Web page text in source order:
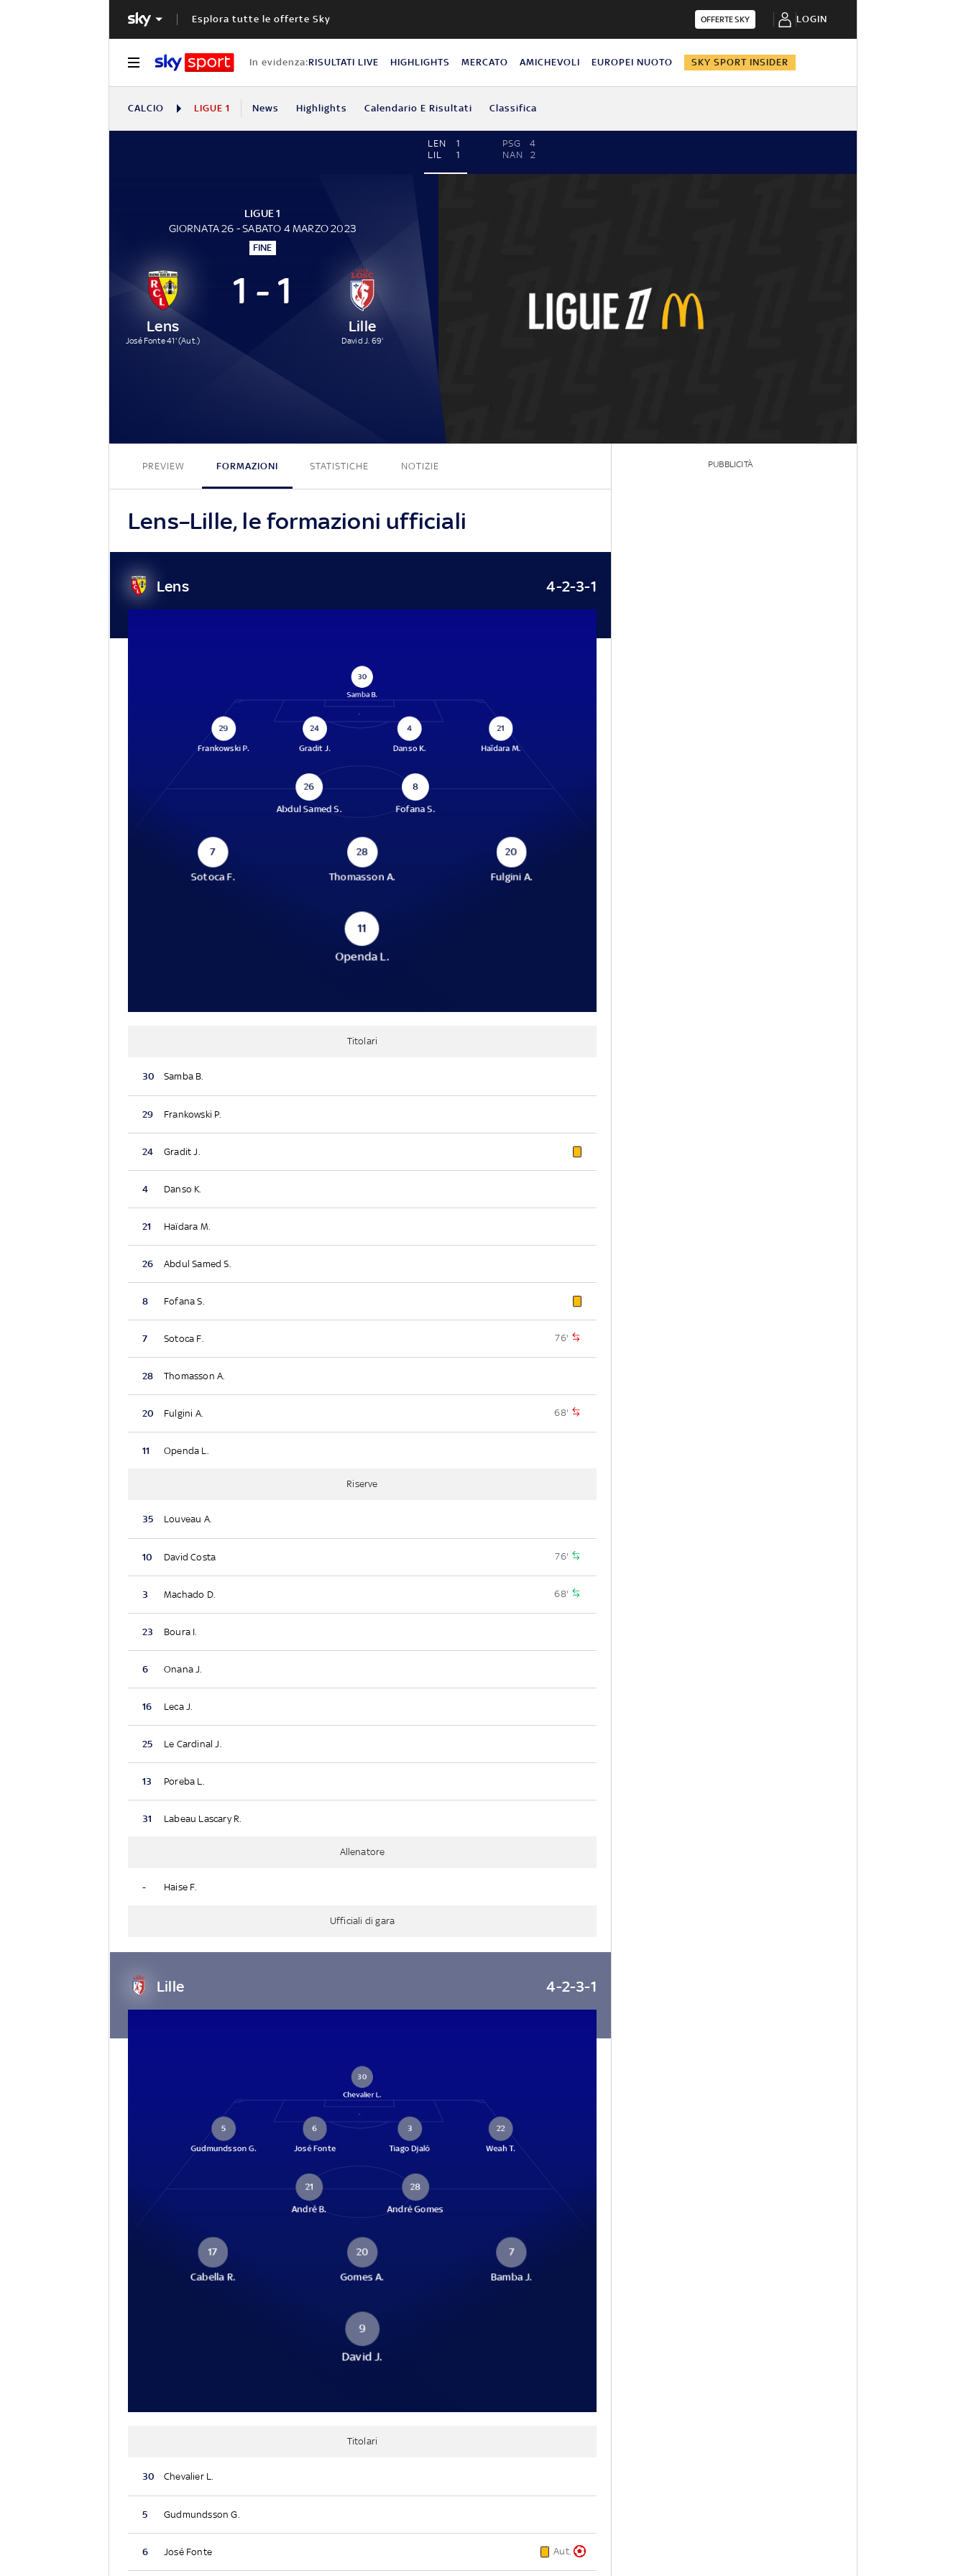
Esplora tutte le offerte Sky OFFERTE SKY LOGIN
In evidenza:RISULTATI LIVE HIGHLIGHTS MERCATO AMICHEVOLI EUROPEI NUOTO SKY SPORT INSIDER
CALCIO LIGUE 1 News Highlights Calendario E Risultati Classifica
LEN
1
LIL
1
PSG
4
NAN
2
LIGUE 1
GIORNATA 26 - SABATO 4 MARZO 2023
FINE
Lens
José Fonte 41' (Aut.)
1 - 1
Lille
David J. 69'
PREVIEW FORMAZIONI STATISTICHE NOTIZIE
Lens–Lille, le formazioni ufficiali
Lens 4-2-3-1
30
Samba B.
29
Frankowski P.
24
Gradit J.
4
Danso K.
21
Haïdara M.
26
Abdul Samed S.
8
Fofana S.
7
Sotoca F.
28
Thomasson A.
20
Fulgini A.
11
Openda L.
Titolari
30 Samba B.
29 Frankowski P.
24 Gradit J.
4 Danso K.
21 Haïdara M.
26 Abdul Samed S.
8 Fofana S.
7 Sotoca F. 76'
28 Thomasson A.
20 Fulgini A. 68'
11 Openda L.
Riserve
35 Louveau A.
10 David Costa 76'
3 Machado D. 68'
23 Boura I.
6 Onana J.
16 Leca J.
25 Le Cardinal J.
13 Poreba L.
31 Labeau Lascary R.
Allenatore
- Haise F.
Ufficiali di gara
Lille 4-2-3-1
30
Chevalier L.
5
Gudmundsson G.
6
José Fonte
3
Tiago Djaló
22
Weah T.
21
André B.
28
André Gomes
17
Cabella R.
20
Gomes A.
7
Bamba J.
9
David J.
Titolari
30 Chevalier L.
5 Gudmundsson G.
6 José Fonte Aut.
PUBBLICITÀ